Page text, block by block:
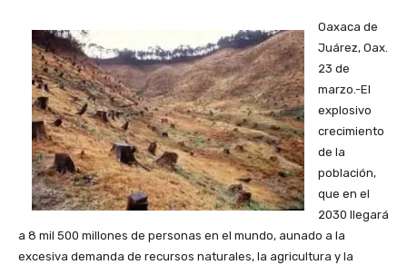
Oaxaca de
Juárez, Oax.
23 de
marzo.-El
explosivo
crecimiento
de la
población,
que en el
2030 llegará
a 8 mil 500 millones de personas en el mundo, aunado a la
excesiva demanda de recursos naturales, la agricultura y la